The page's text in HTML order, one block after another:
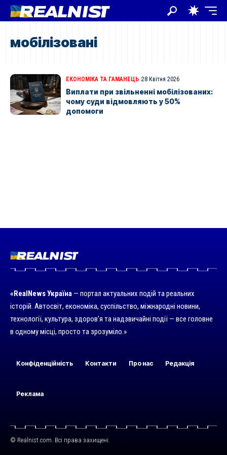
мобілізовані
ЕКОНОМІКА ТА ГАМАНЕЦЬ 28 Квітня 2026
Виплати при звільненні мобілізованих:
чому суди відмовляють у 50%
допомоги
«RealNews Україна — портал актуальних подій та реальних
історій. Автосвіт, економіка, суспільство, міжнародні новини,
технології, культура, здоров’я та надзвичайні події — все головне
в одному місці, просто та зрозуміло.»
Конфіденційність Контакти Про нас Редакція
Реклама
© Realnist.com. Всі права захищені.